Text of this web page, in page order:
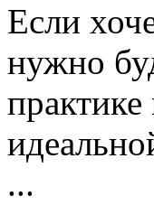
Если
нужно
...